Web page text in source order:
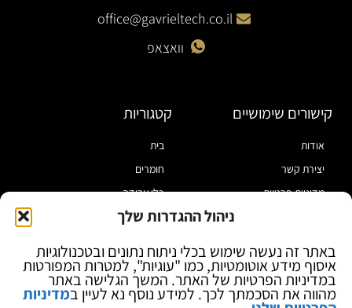
ניהול ההגדרות שלך
באתר זה נעשה שימוש בכלי ניתוח נתונים ובטכנולוגיות
איסוף מידע אוטומטיות, כמו "עוגיות", למטרות המפורטות
במדיניות הפרטיות של האתר. המשך הגלישה באתר
מהווה את הסכמתך לכך. למידע נוסף נא לעיין במדיניות
office@gavrieltech.co.il
וואצאפ
קישורים שימושיים
אודות
יצירת קשר
מדיניות פרטיות
בלוג
קטגוריות
בית
חומרים
כלי עבודה
מוצרי הלחמה
ספקי כח ומודדים
ציוד אופטי להגדלה